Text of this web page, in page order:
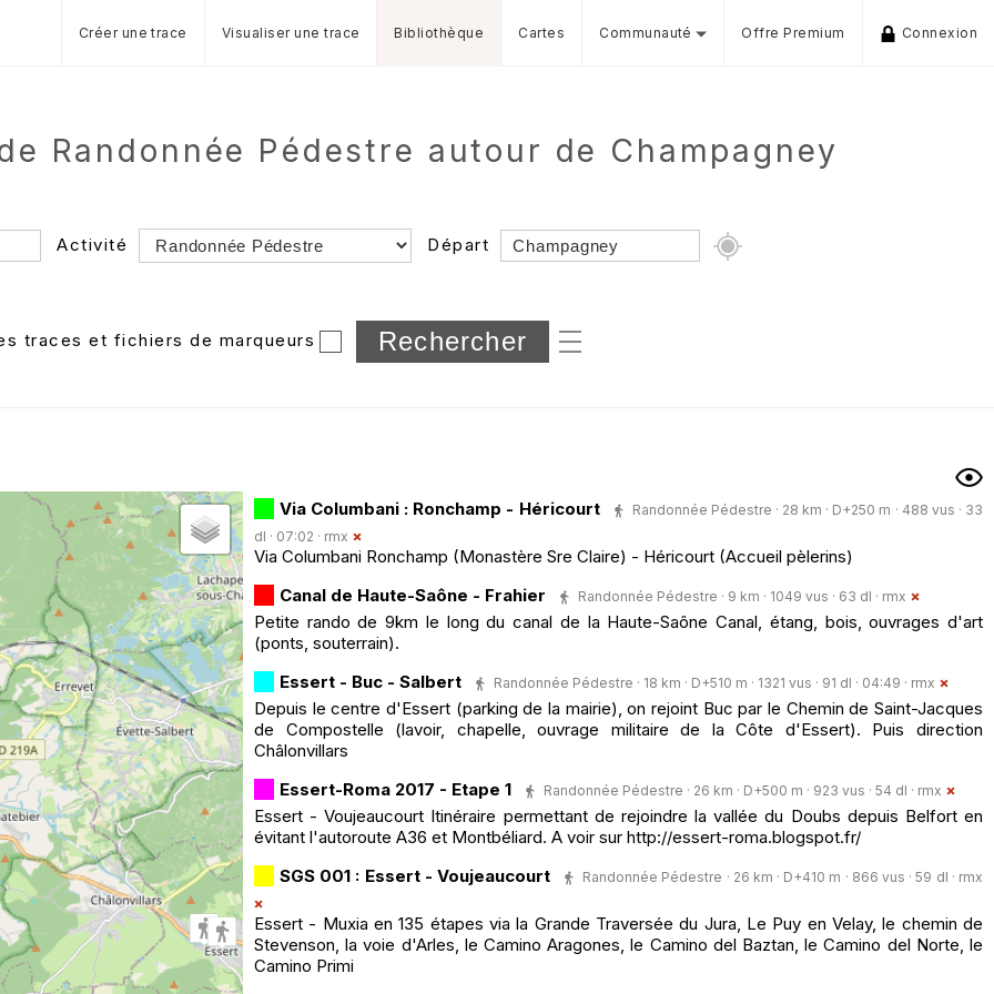
Créer une trace Visualiser une trace Bibliothèque Cartes Communauté Offre Premium Connexion
Randonnée Pédestre autour de Champagney
Activité Départ
Dossier
et sous-dossiers
traces et fichiers de marqueurs
Via Columbani : Ronchamp - Héricourt
Randonnée Pédestre · 28 km · D+250 m · 488 vus · 33
dl · 07:02 · rmx
Via Columbani Ronchamp (Monastère Sre Claire) - Héricourt (Accueil pèlerins)
Canal de Haute-Saône - Frahier
Randonnée Pédestre · 9 km · 1049 vus · 63 dl · rmx
Petite rando de 9km le long du canal de la Haute-Saône Canal, étang, bois, ouvrages d'art
(ponts, souterrain).
Essert - Buc - Salbert
Randonnée Pédestre · 18 km · D+510 m · 1321 vus · 91 dl · 04:49 · rmx
Depuis le centre d'Essert (parking de la mairie), on rejoint Buc par le Chemin de Saint-Jacques
de Compostelle (lavoir, chapelle, ouvrage militaire de la Côte d'Essert). Puis direction
Châlonvillars
Essert-Roma 2017 - Etape 1
Randonnée Pédestre · 26 km · D+500 m · 923 vus · 54 dl · rmx
Essert - Voujeaucourt Itinéraire permettant de rejoindre la vallée du Doubs depuis Belfort en
évitant l'autoroute A36 et Montbéliard. A voir sur http://essert-roma.blogspot.fr/
SGS 001 : Essert - Voujeaucourt
Randonnée Pédestre · 26 km · D+410 m · 866 vus · 59 dl · rmx
Essert - Muxia en 135 étapes via la Grande Traversée du Jura, Le Puy en Velay, le chemin de
Stevenson, la voie d'Arles, le Camino Aragones, le Camino del Baztan, le Camino del Norte, le
Camino Primi